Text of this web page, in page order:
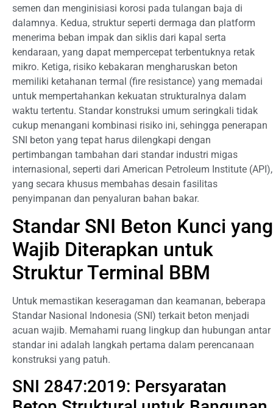
semen dan menginisiasi korosi pada tulangan baja di
dalamnya. Kedua, struktur seperti dermaga dan platform
menerima beban impak dan siklis dari kapal serta
kendaraan, yang dapat mempercepat terbentuknya retak
mikro. Ketiga, risiko kebakaran mengharuskan beton
memiliki ketahanan termal (fire resistance) yang memadai
untuk mempertahankan kekuatan strukturalnya dalam
waktu tertentu. Standar konstruksi umum seringkali tidak
cukup menangani kombinasi risiko ini, sehingga penerapan
SNI beton yang tepat harus dilengkapi dengan
pertimbangan tambahan dari standar industri migas
internasional, seperti dari American Petroleum Institute (API),
yang secara khusus membahas desain fasilitas
penyimpanan dan penyaluran bahan bakar.
Standar SNI Beton Kunci yang
Wajib Diterapkan untuk
Struktur Terminal BBM
Untuk memastikan keseragaman dan keamanan, beberapa
Standar Nasional Indonesia (SNI) terkait beton menjadi
acuan wajib. Memahami ruang lingkup dan hubungan antar
standar ini adalah langkah pertama dalam perencanaan
konstruksi yang patuh.
SNI 2847:2019: Persyaratan